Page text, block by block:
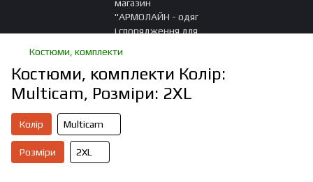
Костюми, комплекти
Костюми, комплекти Колір:
Multicam, Розміри: 2XL
Колір Multicam
Розміри 2XL